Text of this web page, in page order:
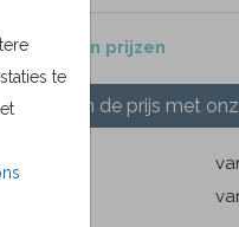
te
en prijzen
Bereken de prijs met